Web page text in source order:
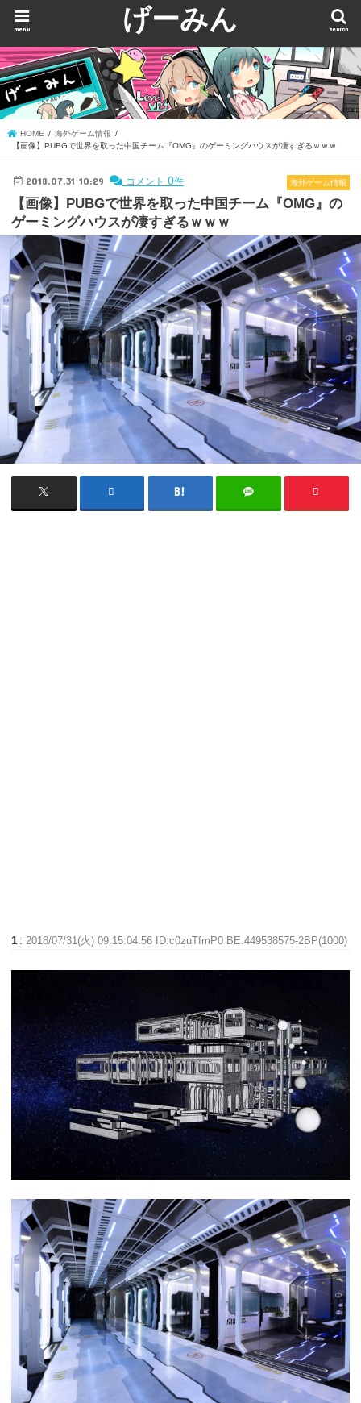
げーみん search
menu
HOME
海外ゲーム情報
【画像】PUBGで世界を取った中国チーム『OMG』のゲーミングハウスが凄すぎるｗｗｗ
海外ゲーム情報
2018.07.31 10:29 コメント 0件
【画像】PUBGで世界を取った中国チーム『OMG』の
ゲーミングハウスが凄すぎるｗｗｗ
1 :2018/07/31(火) 09:15:04.56 ID:c0zuTfmP0 BE:449538575-2BP(1000)